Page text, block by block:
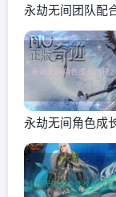
永劫无间团队配
建完美小队
永劫无间角色成
何快速升级